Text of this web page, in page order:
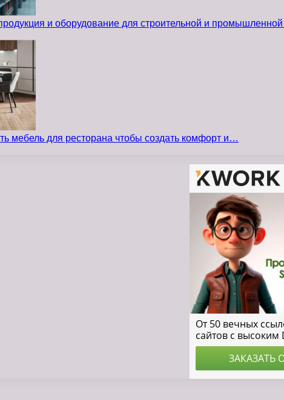
и оборудование для строительной и промышленной
мебель для ресторана чтобы создать комфорт и…